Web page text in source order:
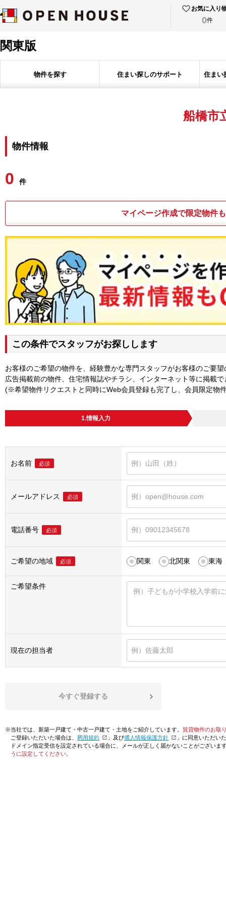
お気に入り
0件
関東版
物件を探す 住まい探しのサポート 住まい
船橋市
物件情報
0 件
マイページ作成で限定物件
この条件でスタッフがお探しします
お客様のご希望の物件を、経験豊かな専門スタッフがお客様のご要望
広告掲載前の物件、住宅情報誌やチラシ、インターネット等に掲載
(※希望物件リクエストと同時にWeb会員登録も完了し、会員限定物
1.情報入力
お名前 必須
メールアドレス 必須
電話番号 必須
ご希望の地域 必須 関東 北関東 東海
ご希望条件
現在の担当者
今すぐ登録する
※当社では、新築一戸建て・中古一戸建て・土地をご紹介しています。 賃貸物件のお取
ご登録いただいた場合は、「利用規約 」及び「個人情報保護方針
」に同意いただい
ドメイン指定受信を設定されている場合に、メールが正しく届かないことがございます
うに設定してください。